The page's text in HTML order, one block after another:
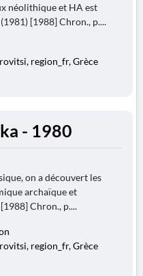
néolithique et HA est
[1988] Chron., p....
region_fr, Grèce
- 1980
on a découvert les
archaïque et
Chron., p....
region_fr, Grèce